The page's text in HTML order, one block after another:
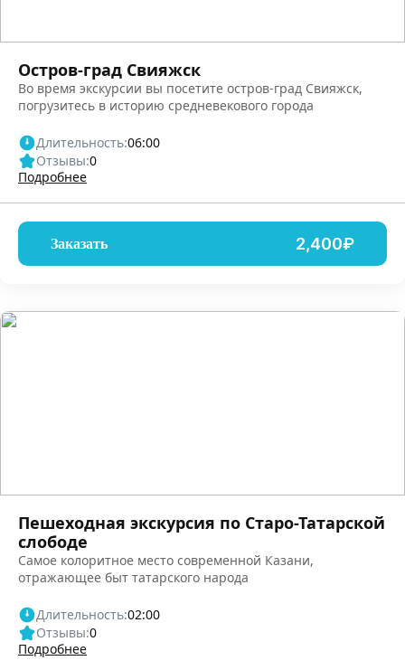
Остров-град Свияжск
Во время экскурсии вы посетите остров-град Свияжск,
погрузитесь в историю средневекового города
Длительность:06:00
Отзывы:0
Подробнее
Заказать 2,400₽
Пешеходная экскурсия по Старо-Татарской
слободе
Самое колоритное место современной Казани,
отражающее быт татарского народа
Длительность:02:00
Отзывы:0
Подробнее